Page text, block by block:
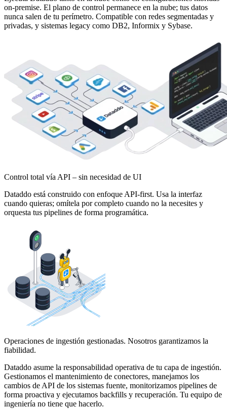
on-premise. El plano de control permanece en la nube; tus datos
nunca salen de tu perímetro. Compatible con redes segmentadas y
privadas, y sistemas legacy como DB2, Informix y Sybase.
Control total vía API – sin necesidad de UI
Dataddo está construido con enfoque API-first. Usa la interfaz
cuando quieras; omítela por completo cuando no la necesites y
orquesta tus pipelines de forma programática.
Operaciones de ingestión gestionadas. Nosotros garantizamos la
fiabilidad.
Dataddo asume la responsabilidad operativa de tu capa de ingestión.
Gestionamos el mantenimiento de conectores, manejamos los
cambios de API de los sistemas fuente, monitorizamos pipelines de
forma proactiva y ejecutamos backfills y recuperación. Tu equipo de
ingeniería no tiene que hacerlo.